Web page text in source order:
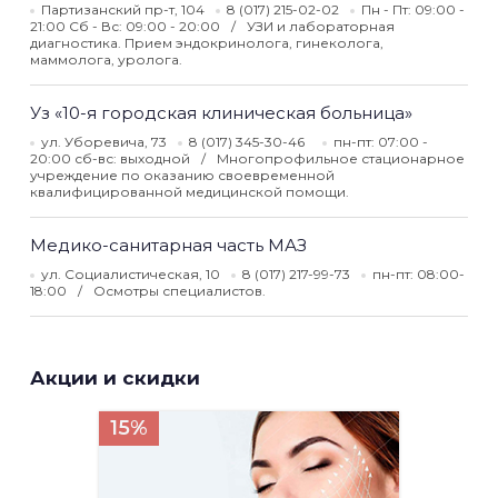
Партизанский пр-т, 104 8 (017) 215-02-02
Пн - Пт: 09:00 -
21:00 Сб - Вс: 09:00 - 20:00
УЗИ и лабораторная
диагностика. Прием эндокринолога, гинеколога,
маммолога, уролога.
Уз «10-я городская клиническая больница»
ул. Уборевича, 73 8 (017) 345-30-46
пн-пт: 07:00 -
20:00 сб-вс: выходной
Многопрофильное стационарное
учреждение по оказанию своевременной
квалифицированной медицинской помощи.
Медико-санитарная часть МАЗ
ул. Социалистическая, 10 8 (017) 217-99-73
пн-пт: 08:00-
18:00
Осмотры специалистов.
Акции и скидки
15%